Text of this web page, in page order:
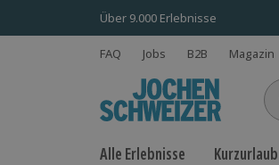
Über 9.000 Erlebnisse
FAQ Jobs B2B Magazin
Alle Erlebnisse Kurzurlaub